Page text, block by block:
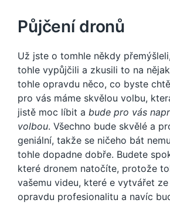
Půjčení dronů
Už jste o tomhle někdy
tohle vypůjčili a zkusili to na
tohle opravdu něco, co byste
pro vás máme skvělou volbu,
jistě moc líbit a bude pro vás
volbou. Všechno bude skvělé a
geniální, takže se ničeho bát
tohle dopadne dobře. Budete
které dronem natočíte, protože
vašemu videu, které e vytvářet
opravdu profesionalitu a navíc